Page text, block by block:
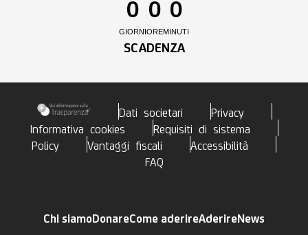
0
GIORNI
0
ORE
0
MINUTI
SCADENZA
Dati societari
Privacy
Informativa cookies
Requisiti di sistema
Policy
Vantaggi fiscali
Accessibilità
FAQ
Chi siamoDonareCome aderireAderireNews